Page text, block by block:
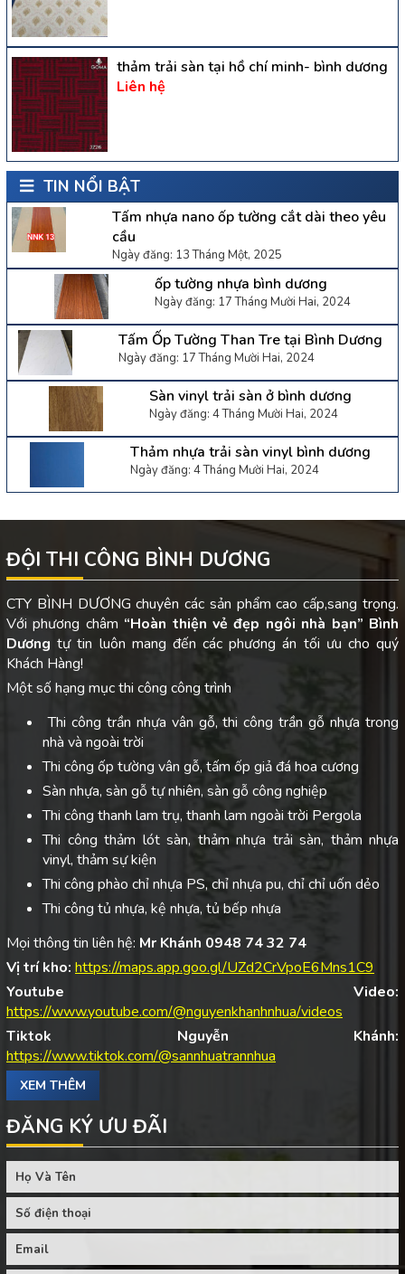
thảm trải sàn tại hồ chí minh- bình dương
Liên hệ
TIN NỔI BẬT
Tấm nhựa nano ốp tường cắt dài theo yêu
cầu
Ngày đăng: 13 Tháng Một, 2025
ốp tường nhựa bình dương
Ngày đăng: 17 Tháng Mười Hai, 2024
Tấm Ốp Tường Than Tre tại Bình Dương
Ngày đăng: 17 Tháng Mười Hai, 2024
Sàn vinyl trải sàn ở bình dương
Ngày đăng: 4 Tháng Mười Hai, 2024
Thảm nhựa trải sàn vinyl bình dương
Ngày đăng: 4 Tháng Mười Hai, 2024
ĐỘI THI CÔNG BÌNH DƯƠNG
CTY BÌNH DƯƠNG chuyên các sản phẩm cao cấp,sang trọng.
Với phương châm “Hoàn thiện vẻ đẹp ngôi nhà bạn” Bình
Dươngtự tin luôn mang đến các phương án tối ưu cho quý
Khách Hàng!
Một số hạng mục thi công công trình
Thi công trần nhựa vân gỗ, thi công trần gỗ nhựa trong
nhà và ngoài trời
Thi công ốp tường vân gỗ, tấm ốp giả đá hoa cương
Sàn nhựa, sàn gỗ tự nhiên, sàn gỗ công nghiệp
Thi công thanh lam trụ, thanh lam ngoài trời Pergola
Thi công thảm lót sàn, thảm nhựa trải sàn, thảm nhựa
vinyl, thảm sự kiện
Thi công phào chỉ nhựa PS, chỉ nhựa pu, chỉ chỉ uốn dẻo
Thi công tủ nhựa, kệ nhựa, tủ bếp nhựa
Mọi thông tin liên hệ: Mr Khánh 0948 74 32 74
Vị trí kho: https://maps.app.goo.gl/UZd2CrVpoE6Mns1C9
Youtube Video:
https://www.youtube.com/@nguyenkhanhnhua/videos
Tiktok Nguyễn Khánh:
https://www.tiktok.com/@sannhuatrannhua
XEM THÊM
ĐĂNG KÝ ƯU ĐÃI